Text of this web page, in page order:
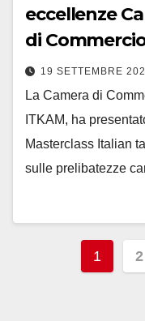
eccellenze
di
19 SETTEMBRE
La Camera di
ITKAM, ha
Masterclass Italian
sulle prelibatezze
1 2